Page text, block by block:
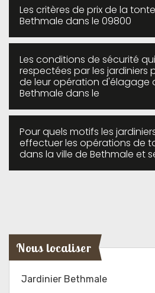
Les critères de prix de la
Bethmale dans le 09800
Les conditions de sécurité
respectées par les jardiniers
de leur opération d'élagage
Bethmale dans le
Pour quels motifs les
effectuer les opérations de
dans la ville de Bethmale et
Nous localiser
Jardinier Bethmale